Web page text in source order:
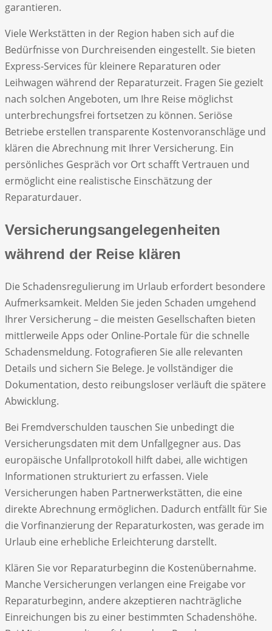
garantieren.
Viele Werkstätten in der Region haben sich auf die
Bedürfnisse von Durchreisenden eingestellt. Sie bieten
Express-Services für kleinere Reparaturen oder
Leihwagen während der Reparaturzeit. Fragen Sie gezielt
nach solchen Angeboten, um Ihre Reise möglichst
unterbrechungsfrei fortsetzen zu können. Seriöse
Betriebe erstellen transparente Kostenvoranschläge und
klären die Abrechnung mit Ihrer Versicherung. Ein
persönliches Gespräch vor Ort schafft Vertrauen und
ermöglicht eine realistische Einschätzung der
Reparaturdauer.
Versicherungsangelegenheiten
während der Reise klären
Die Schadensregulierung im Urlaub erfordert besondere
Aufmerksamkeit. Melden Sie jeden Schaden umgehend
Ihrer Versicherung – die meisten Gesellschaften bieten
mittlerweile Apps oder Online-Portale für die schnelle
Schadensmeldung. Fotografieren Sie alle relevanten
Details und sichern Sie Belege. Je vollständiger die
Dokumentation, desto reibungsloser verläuft die spätere
Abwicklung.
Bei Fremdverschulden tauschen Sie unbedingt die
Versicherungsdaten mit dem Unfallgegner aus. Das
europäische Unfallprotokoll hilft dabei, alle wichtigen
Informationen strukturiert zu erfassen. Viele
Versicherungen haben Partnerwerkstätten, die eine
direkte Abrechnung ermöglichen. Dadurch entfällt für Sie
die Vorfinanzierung der Reparaturkosten, was gerade im
Urlaub eine erhebliche Erleichterung darstellt.
Klären Sie vor Reparaturbeginn die Kostenübernahme.
Manche Versicherungen verlangen eine Freigabe vor
Reparaturbeginn, andere akzeptieren nachträgliche
Einreichungen bis zu einer bestimmten Schadenshöhe.